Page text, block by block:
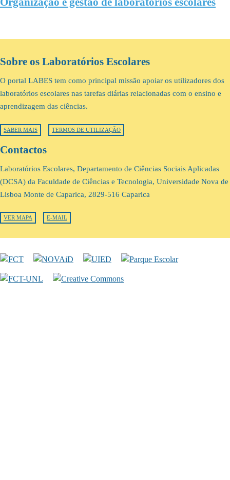
Sobre os Laboratórios Escolares
O portal LABES tem como principal missão apoiar os utilizadores dos
laboratórios escolares nas tarefas diárias relacionadas com o ensino e
aprendizagem das ciências.
SABER MAIS TERMOS DE UTILIZAÇÃO
Contactos
Laboratórios Escolares, Departamento de Ciências Sociais Aplicadas
(DCSA) da Faculdade de Ciências e Tecnologia, Universidade Nova de
Lisboa Monte de Caparica, 2829-516 Caparica
VER MAPA E-MAIL